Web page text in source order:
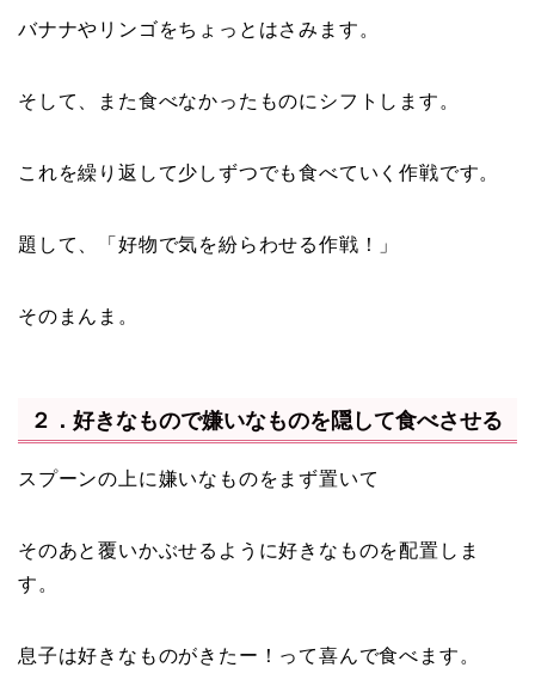
バナナやリンゴをちょっとはさみます。
そして、また食べなかったものにシフトします。
これを繰り返して少しずつでも食べていく作戦です。
題して、「好物で気を紛らわせる作戦！」
そのまんま。
２．好きなもので嫌いなものを隠して食べさせる
スプーンの上に嫌いなものをまず置いて
そのあと覆いかぶせるように好きなものを配置しま
す。
息子は好きなものがきたー！って喜んで食べます。